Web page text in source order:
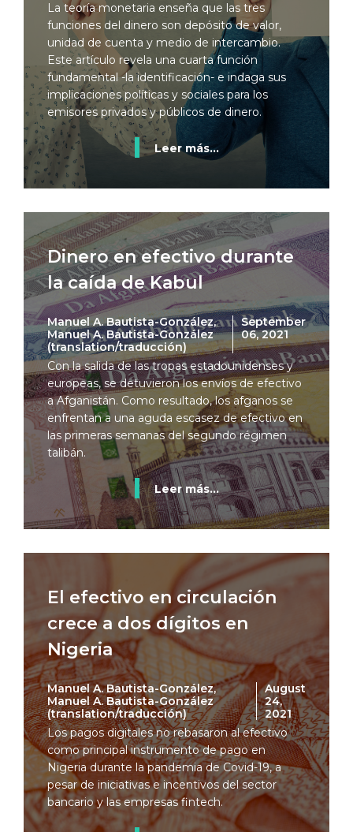
La teoría monetaria enseña que las tres
funciones del dinero son depósito de valor,
unidad de cuenta y medio de intercambio.
Este artículo revela una cuarta función
fundamental -la identificación- e indaga sus
implicaciones políticas y sociales para los
emisores privados y públicos de dinero.
Leer más...
Dinero en efectivo durante
la caída de Kabul
Manuel A. Bautista-González,
Manuel A. Bautista-González
(translation/traducción)
September
06, 2021
Con la salida de las tropas estadounidenses y
europeas, se detuvieron los envíos de efectivo
a Afganistán. Como resultado, los afganos se
enfrentan a una aguda escasez de efectivo en
las primeras semanas del segundo régimen
talibán.
Leer más...
El efectivo en circulación
crece a dos dígitos en
Nigeria
Manuel A. Bautista-González,
Manuel A. Bautista-González
(translation/traducción)
August
24,
2021
Los pagos digitales no rebasaron al efectivo
como principal instrumento de pago en
Nigeria durante la pandemia de Covid-19, a
pesar de iniciativas e incentivos del sector
bancario y las empresas fintech.